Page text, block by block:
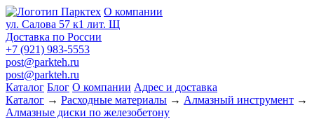
О компании
ул. Салова 57 к1 лит. Щ
Доставка по России
+7 (921) 983-5553
post@parkteh.ru
post@parkteh.ru
Каталог Блог О компании Адрес и доставка
Каталог → Расходные материалы → Алмазный инструмент →
Алмазные диски по железобетону